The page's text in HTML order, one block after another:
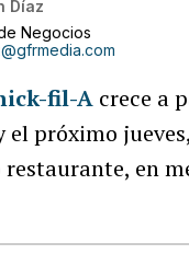
Díaz
Negocios
fil-A crece a
el próximo
en